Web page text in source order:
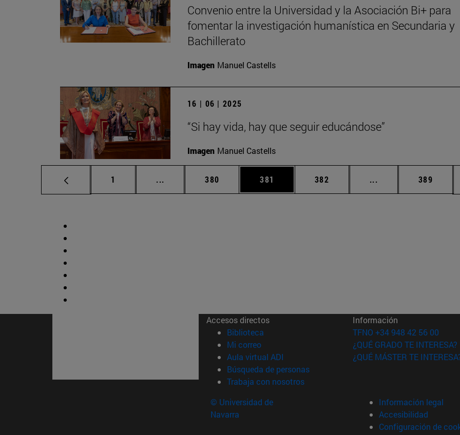
Convenio entre la Universidad y la Asociación Bi+ para
fomentar la investigación humanística en Secundaria y
Bachillerato
Imagen Manuel Castells
16 | 06 | 2025
“Si hay vida, hay que seguir educándose”
Imagen Manuel Castells
Página
1 ... Páginas intermedias Use TAB para desplazarse.
Página
380 Página
381 Página
382 ... Páginas Página
389
Accesos directos
Biblioteca (abre en nueva ventana)
Mi correo(abre en nueva ventana)
Aula virtual ADI (abre en nueva ventana)
Búsqueda de personas(abre en nueva ventana)
Trabaja con nosotros(abre en nueva ventana)
Información
TFNO +34 948 42 56 00
¿QUÉ GRADO TE INTERESA?
¿QUÉ MÁSTER TE
© Universidad de
Navarra
Información legal
Accesibilidad
Configuración de